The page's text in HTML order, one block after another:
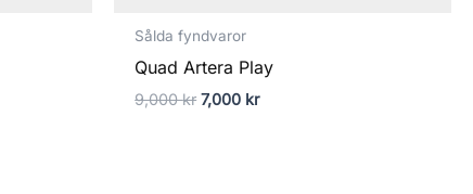
Sålda fyndvaror
Quad Artera Play
9,000kr 7,000 kr